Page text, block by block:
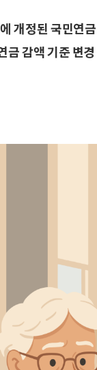
개정된 국민연
금 감액 기준 변